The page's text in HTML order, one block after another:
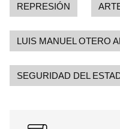
REPRESIÓN
LUIS MANUEL OTERO
SEGURIDAD DEL